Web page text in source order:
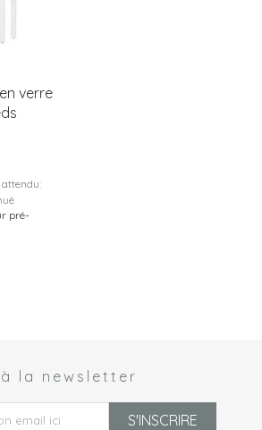
verre
pré-
la newsletter
S'INSCRIRE